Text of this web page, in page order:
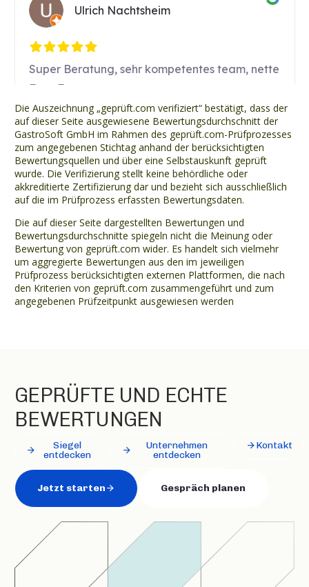
Die Auszeichnung „geprüft.com verifiziert“ bestätigt, dass der
auf dieser Seite ausgewiesene Bewertungsdurchschnitt der
GastroSoft GmbH im Rahmen des geprüft.com-Prüfprozesses
zum angegebenen Stichtag anhand der berücksichtigten
Bewertungsquellen und über eine Selbstauskunft geprüft
wurde. Die Verifizierung stellt keine behördliche oder
akkreditierte Zertifizierung dar und bezieht sich ausschließlich
auf die im Prüfprozess erfassten Bewertungsdaten.
Die auf dieser Seite dargestellten Bewertungen und
Bewertungsdurchschnitte spiegeln nicht die Meinung oder
Bewertung von geprüft.com wider. Es handelt sich vielmehr
um aggregierte Bewertungen aus den im jeweiligen
Prüfprozess berücksichtigten externen Plattformen, die nach
den Kriterien von geprüft.com zusammengeführt und zum
angegebenen Prüfzeitpunkt ausgewiesen werden
GEPRÜFTE UND ECHTE
BEWERTUNGEN
Siegel
entdecken
Unternehmen
entdecken
Kontakt
Jetzt starten Gespräch planen